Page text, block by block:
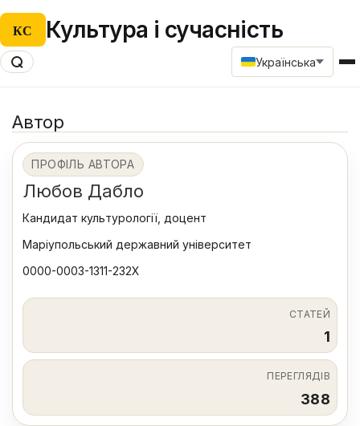
КС Культура і сучасність
Українська
Автор
ПРОФІЛЬ АВТОРА
Любов Дабло
Кандидат культурології, доцент
Маріупольський державний університет
0000-0003-1311-232X
СТАТЕЙ
1
ПЕРЕГЛЯДІВ
388